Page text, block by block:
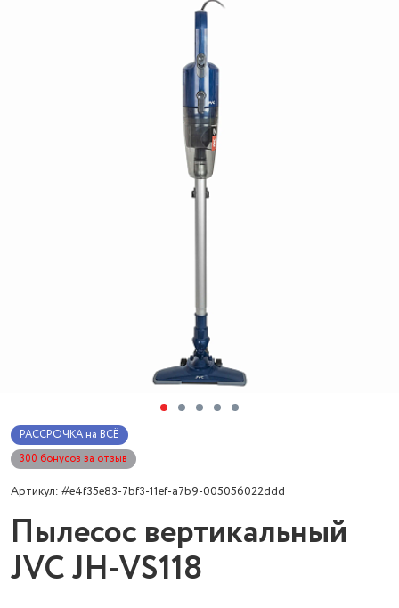
РАССРОЧКА на ВСЁ
300 бонусов за отзыв
Артикул: #e4f35e83-7bf3-11ef-a7b9-005056022ddd
Пылесос вертикальный
JVC JH-VS118